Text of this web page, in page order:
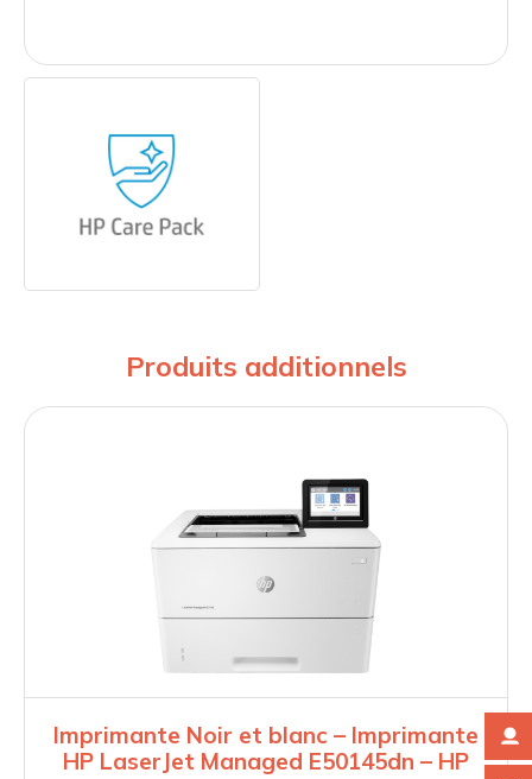
Produits additionnels
Imprimante Noir et blanc – Imprimante
HP LaserJet Managed E50145dn – HP